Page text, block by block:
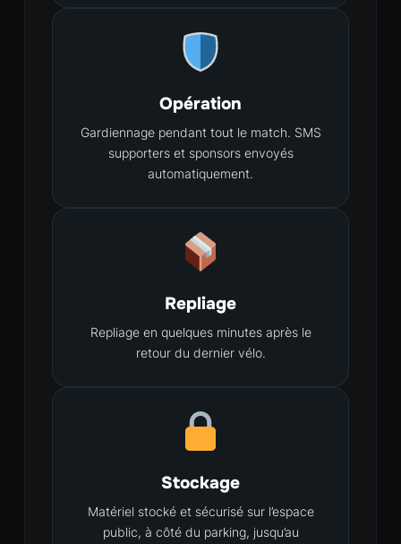
Opération
Gardiennage pendant tout le match. SMS
supporters et sponsors envoyés
automatiquement.
Repliage
Repliage en quelques minutes après le
retour du dernier vélo.
Stockage
Matériel stocké et sécurisé sur l’espace
public, à côté du parking, jusqu’au